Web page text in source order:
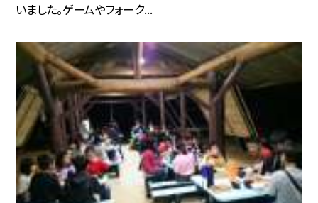
いました。ゲームやフォーク...